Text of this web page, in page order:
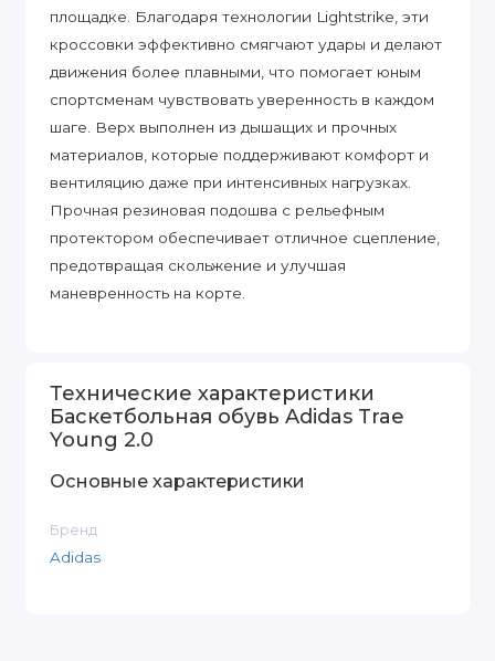
площадке. Благодаря технологии Lightstrike, эти
кроссовки эффективно смягчают удары и делают
движения более плавными, что помогает юным
спортсменам чувствовать уверенность в каждом
шаге. Верх выполнен из дышащих и прочных
материалов, которые поддерживают комфорт и
вентиляцию даже при интенсивных нагрузках.
Прочная резиновая подошва с рельефным
протектором обеспечивает отличное сцепление,
предотвращая скольжение и улучшая
маневренность на корте.
Технические характеристики
Баскетбольная обувь Adidas Trae
Young 2.0
Основные характеристики
Бренд
Adidas